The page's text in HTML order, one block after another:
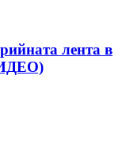
лента в